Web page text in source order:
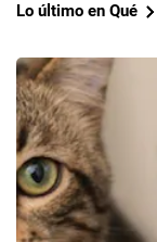
Lo último en Qué